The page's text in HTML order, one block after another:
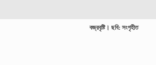
বজ্রবৃষ্টি। ছবি: সংগৃহীত